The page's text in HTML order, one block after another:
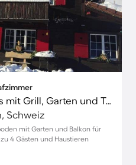
Charmantes Ferienhaus mit Grill, Garten und Terrasse | Haustiere sind willkommen
Schweiz
mit Garten und Balkon für
4 Gästen und Haustieren